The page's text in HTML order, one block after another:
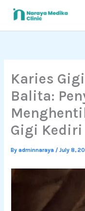
Karies
Balita:
Gigi Kediri
Byadminnaraya /July 8,